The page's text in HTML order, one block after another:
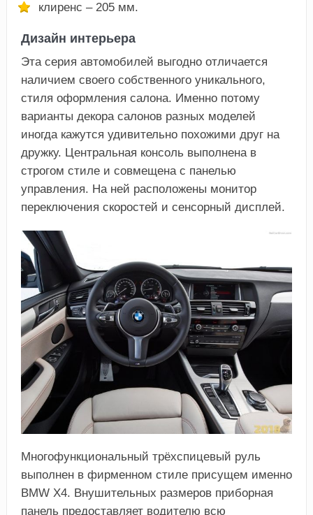
клиренс – 205 мм.
Дизайн интерьера
Эта серия автомобилей выгодно отличается
наличием своего собственного уникального,
стиля оформления салона. Именно потому
варианты декора салонов разных моделей
иногда кажутся удивительно похожими друг на
дружку. Центральная консоль выполнена в
строгом стиле и совмещена с панелью
управления. На ней расположены монитор
переключения скоростей и сенсорный дисплей.
Многофункциональный трёхспицевый руль
выполнен в фирменном стиле присущем именно
BMW X4. Внушительных размеров приборная
панель предоставляет водителю всю